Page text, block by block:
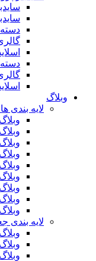
دسته
وبلاگ
لایه بندی
لایه بندی